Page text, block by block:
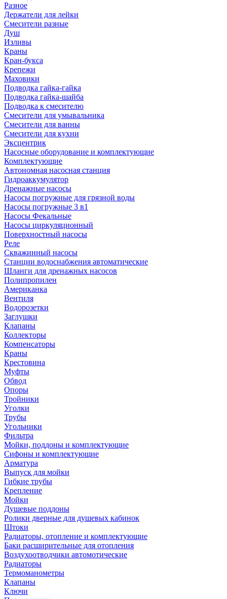
Разное
Держатели для лейки
Смесители разные
Душ
Изливы
Краны
Кран-букса
Крепежи
Маховики
Подводка гайка-гайка
Подводка гайка-шайба
Подводка к смесителю
Смесители для умывальника
Смесители для ванны
Смесители для кухни
Эксцентрик
Насосные оборудование и комплектующие
Комплектующие
Автономная насосная станция
Гидроаккумулятор
Дренажные насосы
Насосы погружные для грязной воды
Насосы погружные 3 в1
Насосы Фекальные
Насосы циркуляционный
Поверхностный насосы
Реле
Скважинный насосы
Станции водоснабжения автоматические
Шланги для дренажных насосов
Полипропилен
Американка
Вентиля
Водорозетки
Заглушки
Клапаны
Коллекторы
Компенсаторы
Краны
Крестовина
Муфты
Обвод
Опоры
Тройники
Уголки
Трубы
Угольники
Фильтра
Мойки, поддоны и комплектующие
Сифоны и комплектующие
Арматура
Выпуск для мойки
Гибкие трубы
Крепление
Мойки
Душевые поддоны
Ролики дверные для душевых кабинок
Штоки
Радиаторы, отопление и комплектующие
Баки расширительные для отопления
Воздухоотводчики автомотические
Радиаторы
Термоманометры
Клапаны
Ключи